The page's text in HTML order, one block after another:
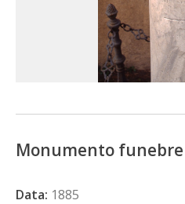
Monumento funebre
Data: 1885